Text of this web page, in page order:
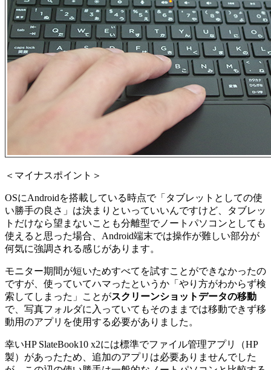
＜マイナスポイント＞
OSにAndroidを搭載している時点で「タブレットとしての使
い勝手の良さ」は決まりといっていいんですけど、タブレッ
トだけなら望まないことも分離型でノートパソコンとしても
使えると思った場合、Android端末では操作が難しい部分が
何気に強調される感じがあります。
モニター期間が短いためすべてを試すことができなかったの
ですが、使っていてハマったというか「やり方がわからず検
索してしまった」ことがスクリーンショットデータの移動
で、写真フォルダに入っていてもそのままでは移動できず移
動用のアプリを使用する必要がありました。
幸いHP SlateBook10 x2には標準でファイル管理アプリ（HP
製）があったため、追加のアプリは必要ありませんでした